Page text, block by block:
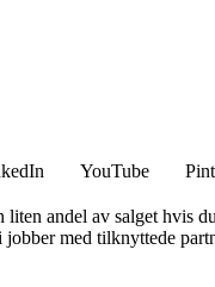
YouTube
andel av salget hvis
med tilknyttede